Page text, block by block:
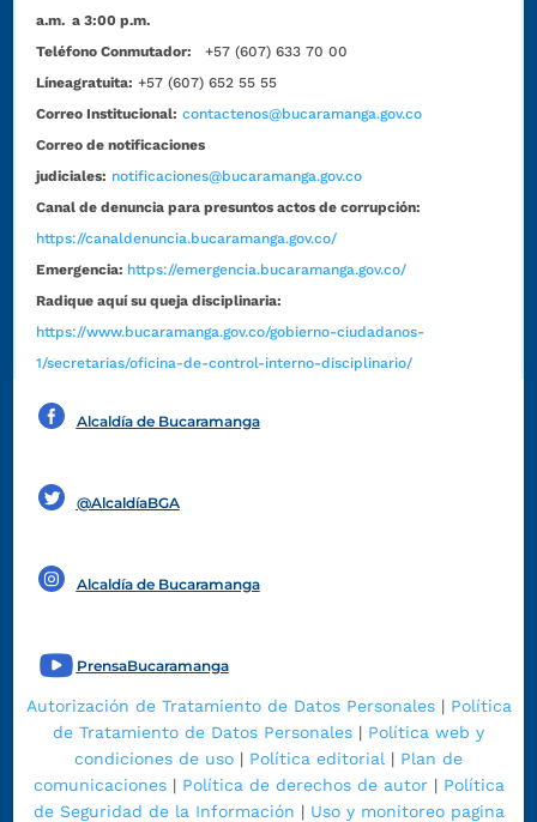
a.m. a 3:00 p.m.
Teléfono Conmutador:
+57 (607) 633 70 00
Líneagratuita: +57 (607) 652 55 55
Correo Institucional: contactenos@bucaramanga.gov.co
Correo de notificaciones
judiciales: notificaciones@bucaramanga.gov.co
Canal de denuncia para presuntos actos de corrupción:
https://canaldenuncia.bucaramanga.gov.co/
Emergencia: https://emergencia.bucaramanga.gov.co/
Radique aquí su queja disciplinaria:
https://www.bucaramanga.gov.co/gobierno-ciudadanos-
1/secretarias/oficina-de-control-interno-disciplinario/
Alcaldía de Bucaramanga
@AlcaldíaBGA
Alcaldía de Bucaramanga
PrensaBucaramanga
Autorización de Tratamiento de Datos Personales| Política
de Tratamiento de Datos Personales | Política web y
condiciones de uso | Política editorial | Plan de
comunicaciones| Política de derechos de autor| Política
de Seguridad de la Información | Uso y monitoreo pagina